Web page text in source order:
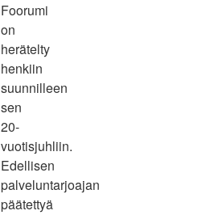
Foorumi
on
herätelty
henkiin
suunnilleen
sen
20-
vuotisjuhliin.
Edellisen
palveluntarjoajan
päätettyä